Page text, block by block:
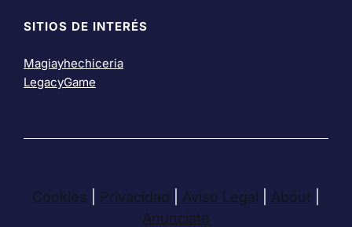
SITIOS DE INTERÉS
Magiayhechiceria
LegacyGame
Cookies Privacidad Aviso Legal About
Anúnciate